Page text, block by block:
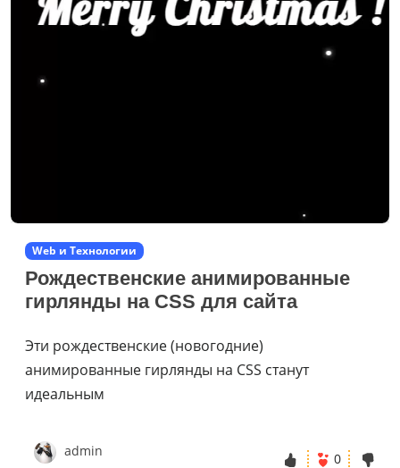
Web и Технологии
Рождественские анимированные
гирлянды на CSS для сайта
Эти рождественские (новогодние)
анимированные гирлянды на CSS станут
идеальным
admin 0